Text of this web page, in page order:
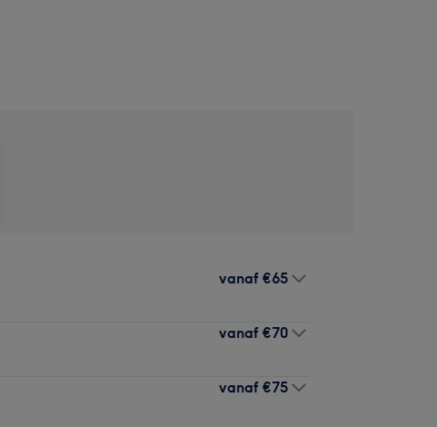
vanaf €65
vanaf €70
vanaf €75